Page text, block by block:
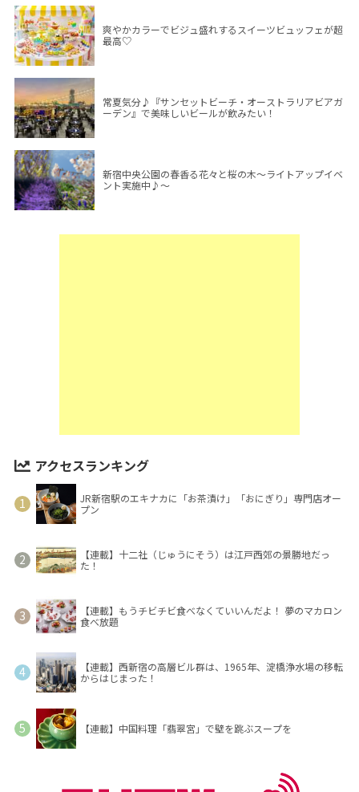
爽やかカラーでビジュ盛れするスイーツビュッフェが超
最高♡
常夏気分♪『サンセットビーチ・オーストラリアビアガ
ーデン』で美味しいビールが飲みたい！
新宿中央公園の春香る花々と桜の木～ライトアップイベ
ント実施中♪～
アクセスランキング
JR新宿駅のエキナカに「お茶漬け」「おにぎり」専門店オー
プン
【連載】十二社（じゅうにそう）は江戸西郊の景勝地だっ
た！
【連載】もうチビチビ食べなくていいんだよ！ 夢のマカロン
食べ放題
【連載】西新宿の高層ビル群は、1965年、淀橋浄水場の移転
からはじまった！
【連載】中国料理「翡翠宮」で壁を跳ぶスープを